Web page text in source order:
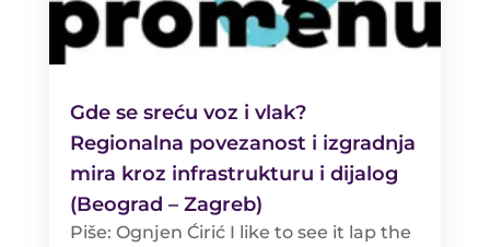
Gde se sreću voz i vlak?
Regionalna povezanost i izgradnja
mira kroz infrastrukturu i dijalog
(Beograd – Zagreb)
Piše: Ognjen Ćirić I like to see it lap the